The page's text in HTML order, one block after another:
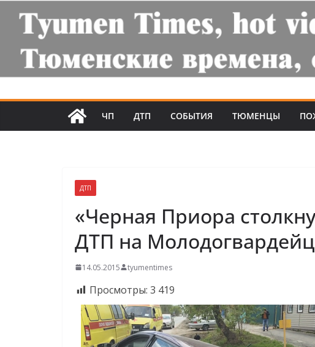
ЧП ДТП СОБЫТИЯ ТЮМЕНЦЫ
ДТП
«Черная Приора
ДТП на
14.05.2015 tyumentimes
Просмотры: 3 419